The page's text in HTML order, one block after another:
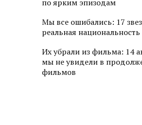
по ярким эпизодам
Мы все ошибались: 17
реальная
Их убрали из фильма: 14
мы не увидели в
фильмов